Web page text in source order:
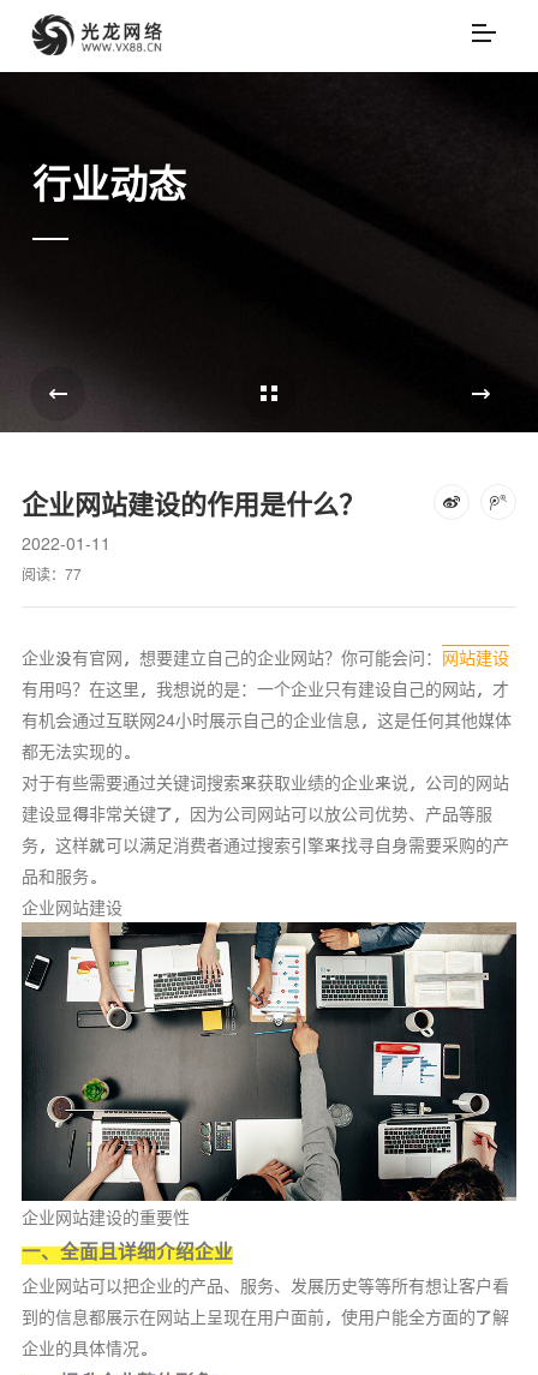
行业动态
企业网站建设的作用是什么？
2022-01-11
阅读： 77
企业没有官网，想要建立自己的企业网站？你可能会问： 网站建设
有用吗？在这里，我想说的是：一个企业只有建设自己的网站，才
有机会通过互联网24小时展示自己的企业信息，这是任何其他媒体
都无法实现的。
对于有些需要通过关键词搜索来获取业绩的企业来说，公司的网站
建设显得非常关键了，因为公司网站可以放公司优势、产品等服
务，这样就可以满足消费者通过搜索引擎来找寻自身需要采购的产
品和服务。
企业网站建设
企业网站建设的重要性
一、全面且详细介绍企业
企业网站可以把企业的产品、服务、发展历史等等所有想让客户看
到的信息都展示在网站上呈现在用户面前，使用户能全方面的了解
企业的具体情况。